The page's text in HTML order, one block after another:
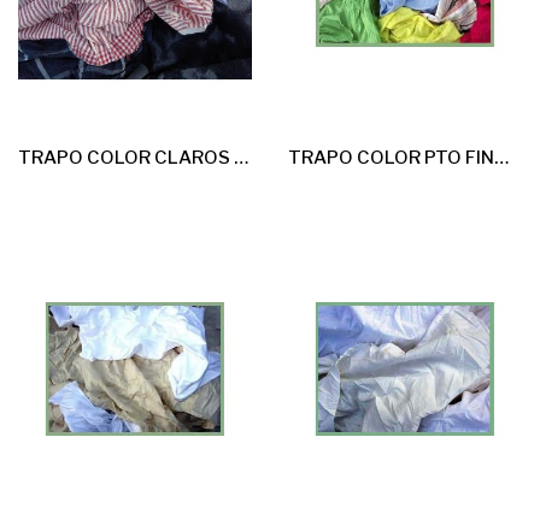
TRAPO COLOR CLAROS FINOS(MULTICOLOR) 25kg TRAPO COLOR PTO FINO 25kg